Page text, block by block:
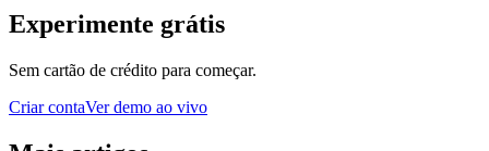
Experimente grátis
Sem cartão de crédito para começar.
Criar contaVer demo ao vivo